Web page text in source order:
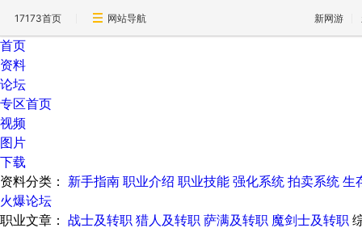
17173首页 网站导航 新网游
首页
资料
论坛
专区首页
视频
图片
下载
资料分类：
新手指南 职业介绍 职业技能 强化系统 拍卖系统 生
火爆论坛
职业文章：
战士及转职 猎人及转职 萨满及转职 魔剑士及转职